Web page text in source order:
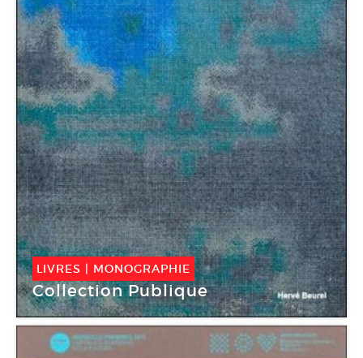
LIVRES | MONOGRAPHIE
Collection Publique